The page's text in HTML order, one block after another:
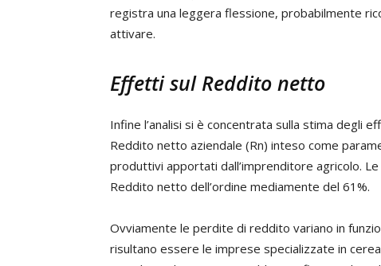
registra una leggera flessione, probabilmente
attivare.
Effetti sul Reddito netto
Infine l’analisi si è concentrata sulla stima degli
Reddito netto aziendale (Rn) inteso come
produttivi apportati dall’imprenditore agricolo.
Reddito netto dell’ordine mediamente del 61%.
Ovviamente le perdite di reddito variano in
risultano essere le imprese specializzate in